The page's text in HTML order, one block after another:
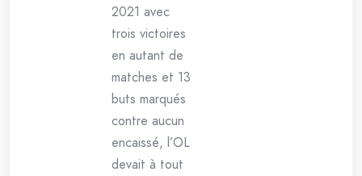
2021 avec
trois victoires
en autant de
matches et 13
buts marqués
contre aucun
encaissé, l’OL
devait à tout